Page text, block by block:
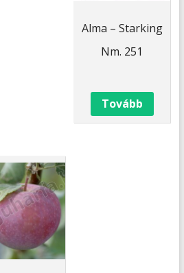
Alma – Starking
Nm. 251
Tovább